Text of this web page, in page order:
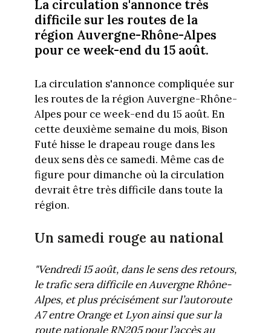
La circulation s'annonce très
difficile sur les routes de la
région Auvergne-Rhône-Alpes
pour ce week-end du 15 août.
La circulation s'annonce compliquée sur
les routes de la région Auvergne-Rhône-
Alpes pour ce week-end du 15 août. En
cette deuxième semaine du mois, Bison
Futé hisse le drapeau rouge dans les
deux sens dès ce samedi. Même cas de
figure pour dimanche où la circulation
devrait être très difficile dans toute la
région.
Un samedi rouge au national
"Vendredi 15 août, dans le sens des retours,
le trafic sera difficile en Auvergne Rhône-
Alpes, et plus précisément sur l’autoroute
A7 entre Orange et Lyon ainsi que sur la
route nationale RN205 pour l’accès au